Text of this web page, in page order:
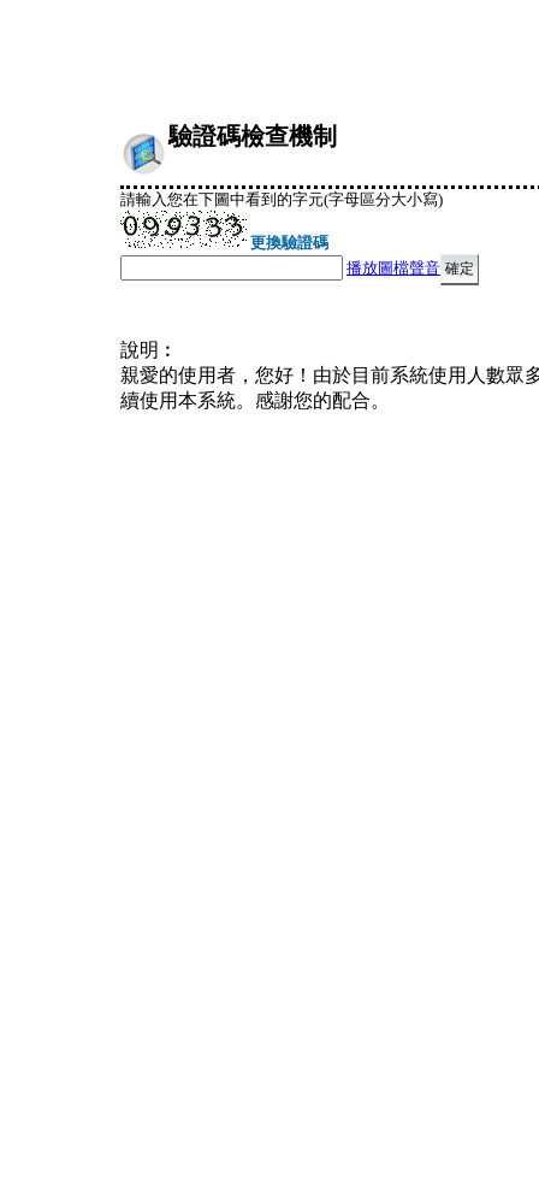
驗證碼檢查機制
請輸入您在下圖中看到的字元(字母區分大小寫)
更換驗證碼
播放圖檔聲音
說明︰
親愛的使用者，您好！由於目前系統使用人數眾
續使用本系統。感謝您的配合。